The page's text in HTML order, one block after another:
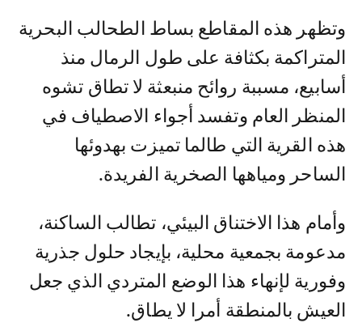
وتظهر هذه المقاطع بساط الطحالب البحرية
المتراكمة بكثافة على طول الرمال منذ
أسابيع، مسببة روائح منبعثة لا تطاق تشوه
المنظر العام وتفسد أجواء الاصطياف في
هذه القرية التي طالما تميزت بهدوئها
الساحر ومياهها الصخرية الفريدة.
وأمام هذا الاختناق البيئي، تطالب الساكنة،
مدعومة بجمعية محلية، بإيجاد حلول جذرية
وفورية لإنهاء هذا الوضع المتردي الذي جعل
العيش بالمنطقة أمرا لا يطاق.